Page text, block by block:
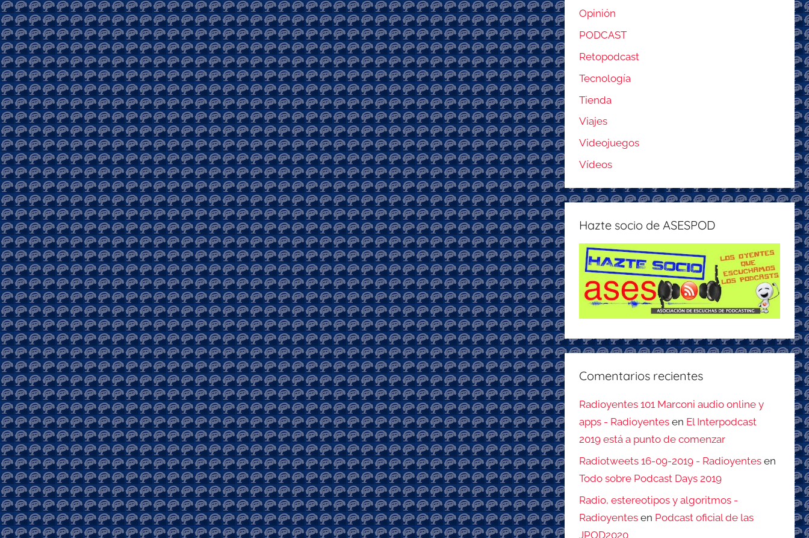
Opinión
PODCAST
Retopodcast
Tecnología
Tienda
Viajes
Videojuegos
Vídeos
Hazte socio de ASESPOD
Comentarios recientes
Radioyentes 101 Marconi audio online y
apps - Radioyentes en El Interpodcast
2019 está a punto de comenzar
Radiotweets 16-09-2019 - Radioyentes en
Todo sobre Podcast Days 2019
Radio, estereotipos y algoritmos -
Radioyentes en Podcast oficial de las
JPOD2020